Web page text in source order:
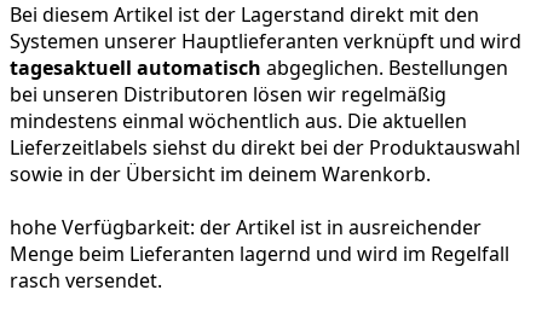
Bei diesem Artikel ist der Lagerstand direkt mit den
Systemen unserer Hauptlieferanten verknüpft und wird
tagesaktuell automatisch abgeglichen. Bestellungen
bei unseren Distributoren lösen wir regelmäßig
mindestens einmal wöchentlich aus. Die aktuellen
Lieferzeitlabels siehst du direkt bei der Produktauswahl
sowie in der Übersicht im deinem Warenkorb.
hohe Verfügbarkeit: der Artikel ist in ausreichender
Menge beim Lieferanten lagernd und wird im Regelfall
rasch versendet.